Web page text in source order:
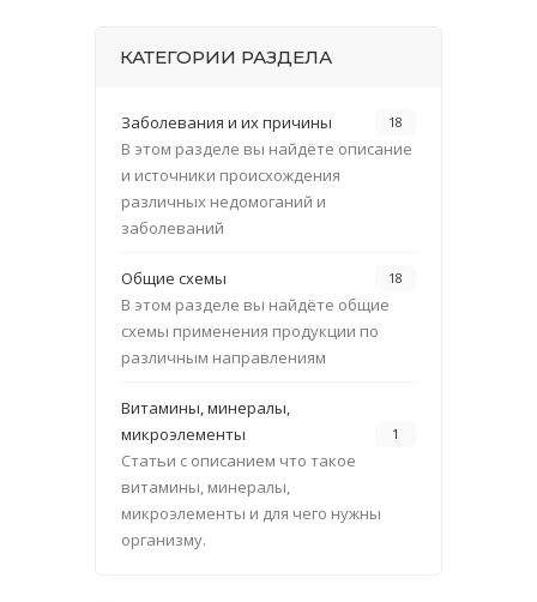
КАТЕГОРИИ РАЗДЕЛА
Заболевания и их причины 18
В этом разделе вы найдёте описание
и источники происхождения
различных недомоганий и
заболеваний
Общие схемы 18
В этом разделе вы найдёте общие
схемы применения продукции по
различным направлениям
Витамины, минералы,
микроэлементы
1
Статьи с описанием что такое
витамины, минералы,
микроэлементы и для чего нужны
организму.